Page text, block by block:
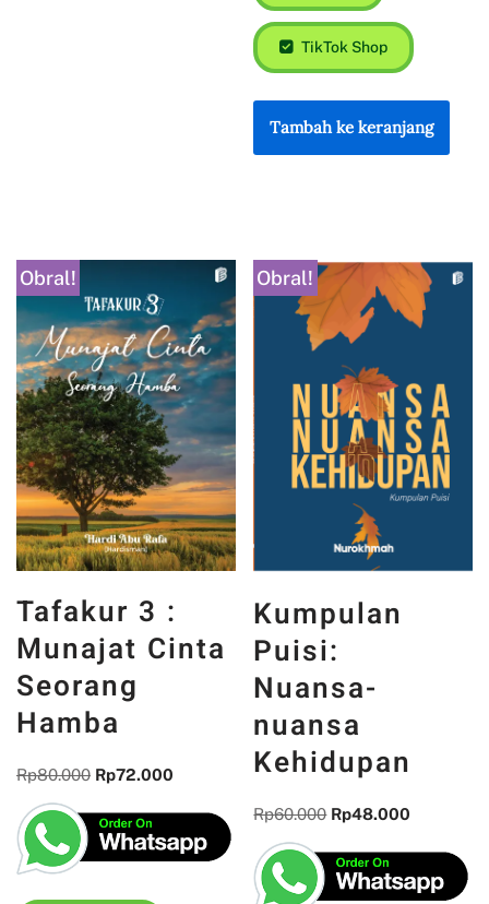
TikTok Shop
Tambah ke keranjang
Obral!
Tafakur 3 :
Munajat Cinta
Seorang
Hamba
Rp80.000 Rp72.000
Obral!
Kumpulan
Puisi:
Nuansa-
nuansa
Kehidupan
Rp60.000 Rp48.000